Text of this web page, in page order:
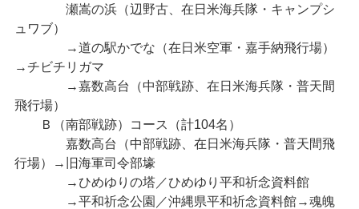
瀬嵩の浜（辺野古、在日米海兵隊・キャンプシ
ュワブ）
→道の駅かでな（在日米空軍・嘉手納飛行場）
→チビチリガマ
→嘉数高台（中部戦跡、在日米海兵隊・普天間
飛行場）
Ｂ（南部戦跡）コース（計104名）
嘉数高台（中部戦跡、在日米海兵隊・普天間飛
行場）→旧海軍司令部壕
→ひめゆりの塔／ひめゆり平和祈念資料館
→平和祈念公園／沖縄県平和祈念資料館→魂魄